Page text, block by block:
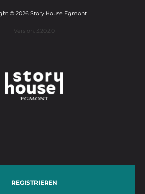
© 2026 Story House Egmont
Version: 3.20.2.0
REGISTRIEREN